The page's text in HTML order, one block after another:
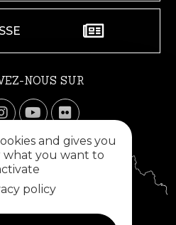
NOUS SUR
and gives you
you want to
policy